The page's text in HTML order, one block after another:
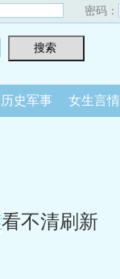
密码：
历史军事 女生言情
看不清刷新